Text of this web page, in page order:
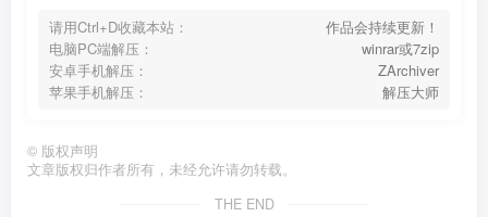
请用Ctrl+D收藏本站：
作品会持续更新！
电脑PC端解压：
winrar或7zip
安卓手机解压：
ZArchiver
苹果手机解压：
解压大师
© 版权声明
文章版权归作者所有，未经允许请勿转载。
THE END